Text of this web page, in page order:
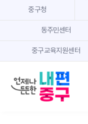
중구청
동주민센터
중구교육지원센터